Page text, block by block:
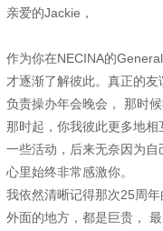
亲爱的Jackie，
作为你在NECINA的
才逐渐了解彼此。真正的
负责操办年会晚会， 那时
那时起，你我彼此更多地
一些活动，后来无奈因为
心里始终非常感激你。
我依然清晰记得那次25周
外面的地方，都是巨贵，